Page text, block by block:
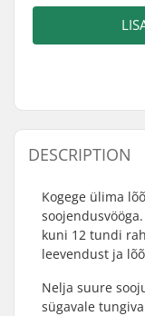
DESCRIPTION
Kogege ülima
kuni 12 tundi
leevendust ja
Nelja suure
sügavale